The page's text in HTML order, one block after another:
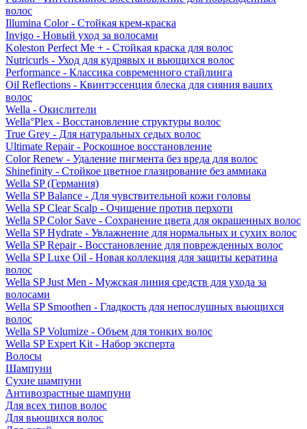
волос
Illumina Color - Стойкая крем-краска
Invigo - Новый уход за волосами
Koleston Perfect Me + - Стойкая краска для волос
Nutricurls - Уход для кудрявых и вьющихся волос
Performance - Классика современного стайлинга
Oil Reflections - Квинтэссенция блеска для сияния ваших
волос
Wella - Окислители
Wella°Plex - Восстановление структуры волос
True Grey - Для натуральных седых волос
Ultimate Repair - Роскошное восстановление
Color Renew - Удаление пигмента без вреда для волос
Shinefinity - Стойкое цветное глазирование без аммиака
Wella SP (Германия)
Wella SP Balance - Для чувствительной кожи головы
Wella SP Clear Scalp - Очищение против перхоти
Wella SP Color Save - Сохранение цвета для окрашенных волос
Wella SP Hydrate - Увлажнение для нормальных и сухих волос
Wella SP Repair - Восстановление для поврежденных волос
Wella SP Luxe Oil - Новая коллекция для защиты кератина
волос
Wella SP Just Men - Мужская линия средств для ухода за
волосами
Wella SP Smoothen - Гладкость для непослушных вьющихся
волос
Wella SP Volumize - Объем для тонких волос
Wella SP Expert Kit - Набор эксперта
Волосы
Шампуни
Сухие шампуни
Антивозрастные шампуни
Для всех типов волос
Для вьющихся волос